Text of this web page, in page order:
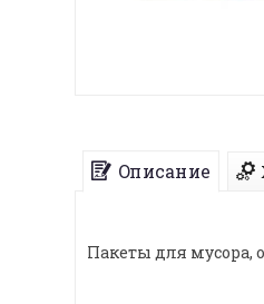
Описание
Пакеты для мусора,